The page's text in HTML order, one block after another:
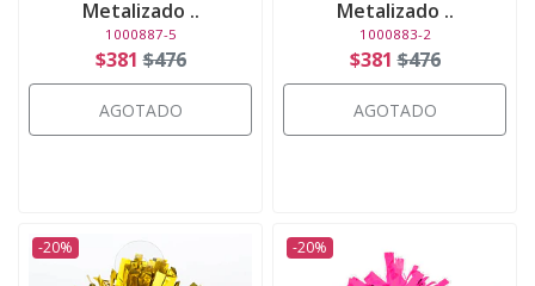
Metalizado ..
1000887-5
$381 $476
AGOTADO
Metalizado ..
1000883-2
$381 $476
AGOTADO
-20% -20%